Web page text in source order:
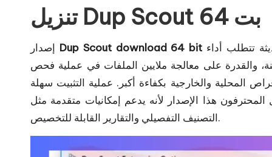
تنزيل Dup Scout 64 بت
Dup Scout download 64 bit
والقدرة على معالجة ملايين الملفات في عملية فحص
المحلية والخارجية بكفاءة أكبر. عملية التثبيت سهلة
هذا الإصدار لأنه يدعم إمكانيات متقدمة مثل
التصنيف التفصيلي والتقارير القابلة للتخصيص.